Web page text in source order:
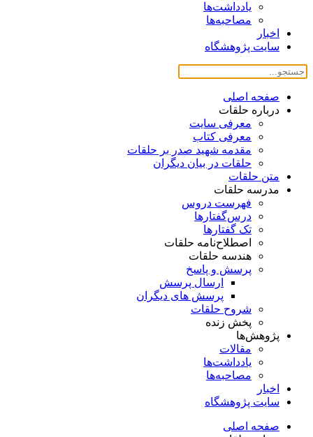
یادداشت‌ها
مصاحبه‌ها
اخبار
سایت پژوهشگاه
صفحه اصلی
درباره حلقات
معرفی سایت
معرفی کتاب
مقدمه شهید صدر بر حلقات
حلقات در بیان دیگران
متن حلقات
مدرسه حلقات
فهرست دروس
درس‌گفتار‌ها
تک گفتارها
اصطلاح‌نامه حلقات
هندسه حلقات
پرسش و پاسخ
ارسال پرسش
پرسش های دیگران
شروح حلقات
پخش زنده
پژوهش‌ها
مقالات
یادداشت‌ها
مصاحبه‌ها
اخبار
سایت پژوهشگاه
صفحه اصلی